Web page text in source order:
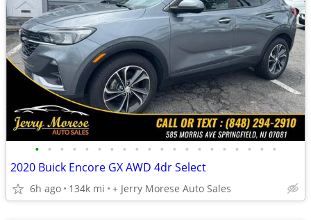
• • • • • • • • • • • • • • • • • • • •
2020 Buick Encore GX AWD 4dr Select
6h ago 134k mi + Jerry Morese Auto Sales